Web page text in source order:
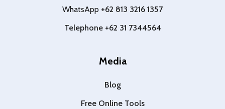
WhatsApp +62 813 3216 1357
Telephone +62 31 7344564
Media
Blog
Free Online Tools